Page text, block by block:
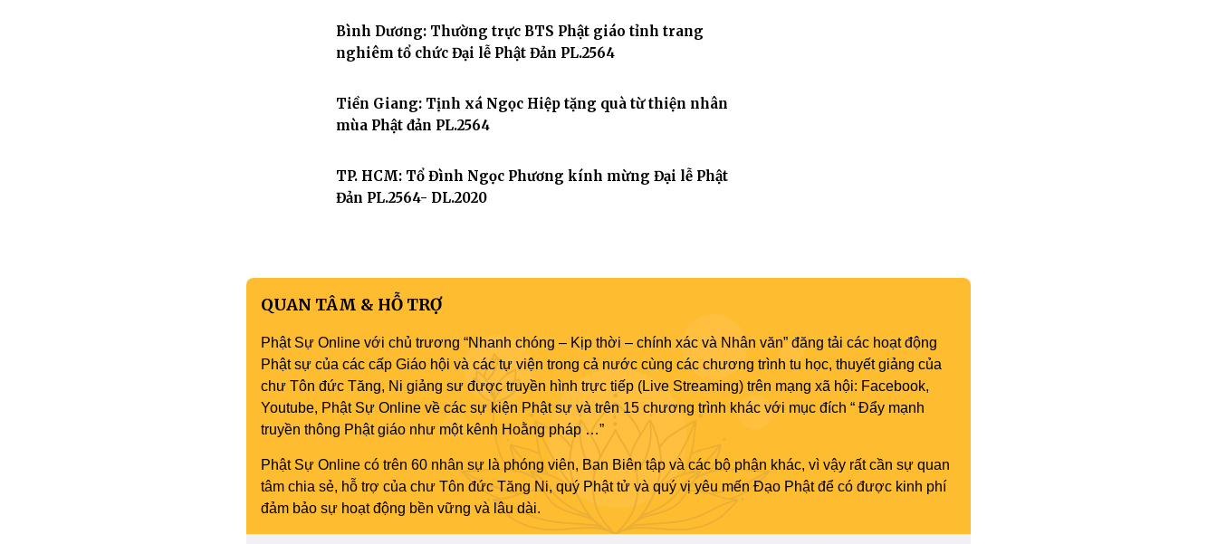
Bình Dương: Thường trực BTS Phật giáo tỉnh trang
nghiêm tổ chức Đại lễ Phật Đản PL.2564
Tiền Giang: Tịnh xá Ngọc Hiệp tặng quà từ thiện nhân
mùa Phật đản PL.2564
TP. HCM: Tổ Đình Ngọc Phương kính mừng Đại lễ Phật
Đản PL.2564- DL.2020
QUAN TÂM & HỖ TRỢ
Phật Sự Online với chủ trương “Nhanh chóng – Kịp thời – chính xác và Nhân văn” đăng tải các hoạt động
Phật sự của các cấp Giáo hội và các tự viện trong cả nước cùng các chương trình tu học, thuyết giảng của
chư Tôn đức Tăng, Ni giảng sư được truyền hình trực tiếp (Live Streaming) trên mạng xã hội: Facebook,
Youtube, Phật Sự Online về các sự kiện Phật sự và trên 15 chương trình khác với mục đích “ Đẩy mạnh
truyền thông Phật giáo như một kênh Hoằng pháp …”
Phật Sự Online có trên 60 nhân sự là phóng viên, Ban Biên tập và các bộ phận khác, vì vậy rất cần sự quan
tâm chia sẻ, hỗ trợ của chư Tôn đức Tăng Ni, quý Phật tử và quý vị yêu mến Đạo Phật để có được kinh phí
đảm bảo sự hoạt động bền vững và lâu dài.